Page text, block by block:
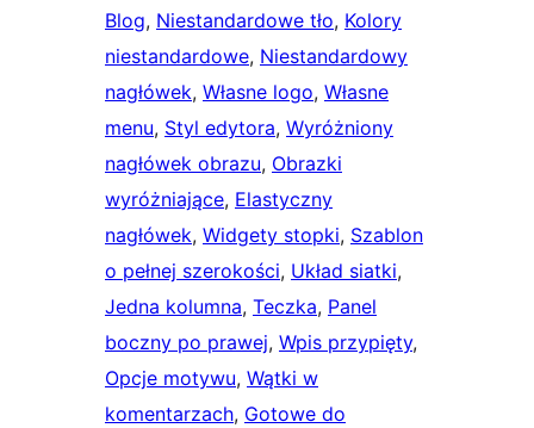
Blog, Niestandardowe tło, Kolory
niestandardowe, Niestandardowy
nagłówek, Własne logo, Własne
menu, Styl edytora, Wyróżniony
nagłówek obrazu, Obrazki
wyróżniające, Elastyczny
nagłówek, Widgety stopki, Szablon
o pełnej szerokości, Układ siatki
Jedna kolumna, Teczka, Panel
boczny po prawej, Wpis przypięty
Opcje motywu, Wątki w
komentarzach, Gotowe do